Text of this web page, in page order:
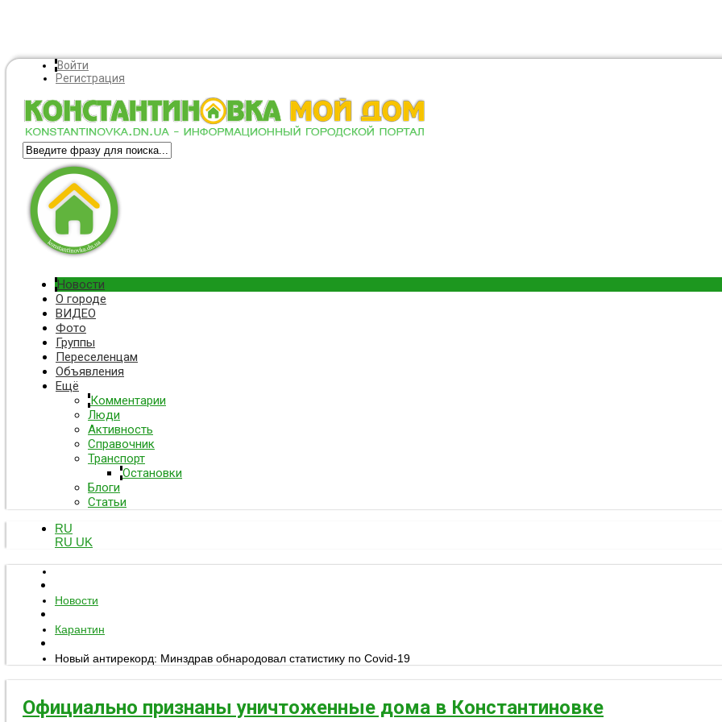
Войти
Регистрация
Новости
О городе
ВИДЕО
Фото
Группы
Переселенцам
Объявления
Ещё
Комментарии
Люди
Активность
Справочник
Транспорт
Остановки
Блоги
Статьи
RU
RU UK
Новости
Карантин
Новый антирекорд: Минздрав обнародовал статистику по Сovid-19
Официально признаны уничтоженные дома в Константиновке